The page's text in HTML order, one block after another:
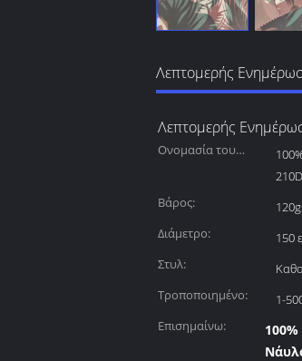
Λεπτομερής
Λεπτομερής
Ονομασία του
Βάρος:
Διάμετρο:
150
Στυλ:
Τροποποιημένο:
1-
Επισημαίνω: